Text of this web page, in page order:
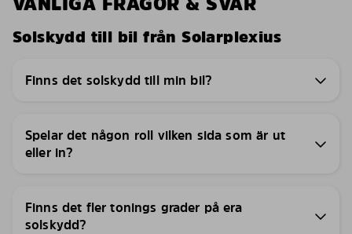
Solskydd till bil från Solarplexius
Finns det solskydd till min bil?
Spelar det någon roll vilken sida som är ut
eller in?
Finns det fler tonings grader på era
solskydd?